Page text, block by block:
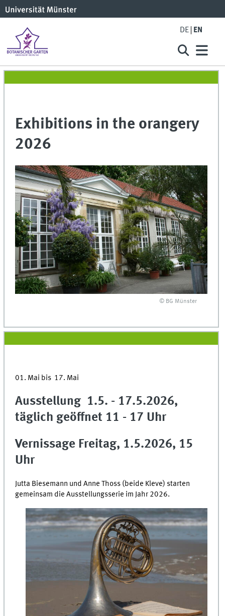
DE EN
Exhibitions in the orangery
2026
© BG Münster
01. Mai bis 17. Mai
Ausstellung 1.5. - 17.5.2026,
täglich geöffnet 11 - 17 Uhr
Vernissage Freitag, 1.5.2026, 15
Uhr
Jutta Biesemann und Anne Thoss (beide Kleve) starten
gemeinsam die Ausstellungsserie im Jahr 2026.